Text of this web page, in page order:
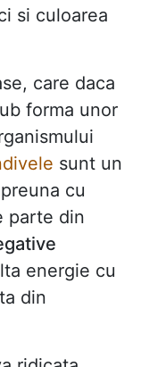
si culoarea
care daca
forma unor
sunt un
cu
parte din
energie cu
din